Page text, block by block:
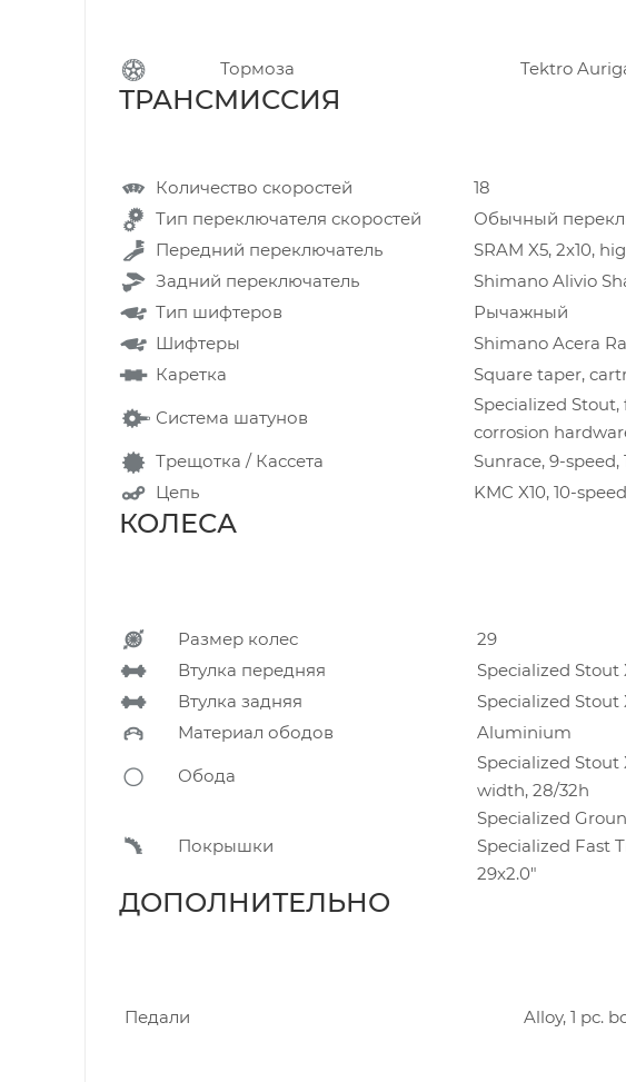
Тормоза Tektro
ТРАНСМИССИЯ
Количество скоростей
18
Тип переключателя скоростей
Обычный
Передний переключатель
SRAM X5, 2x10,
Задний переключатель
Shimano Alivio
Тип шифтеров
Рычажный
Шифтеры
Shimano Acera
Каретка
Square taper,
Система шатунов
Specialized
corrosion
Трещотка / Кассета
Sunrace, 9-speed,
Цепь
KMC X10, 10-
КОЛЕСА
Размер колес
29
Втулка передняя
Specialized Stout
Втулка задняя
Specialized Stout
Материал ободов
Aluminium
Обода
Specialized
width, 28/32h
Покрышки
Specialized
Specialized Fast
29x2.0"
ДОПОЛНИТЕЛЬНО
Педали Alloy, 1 pc.